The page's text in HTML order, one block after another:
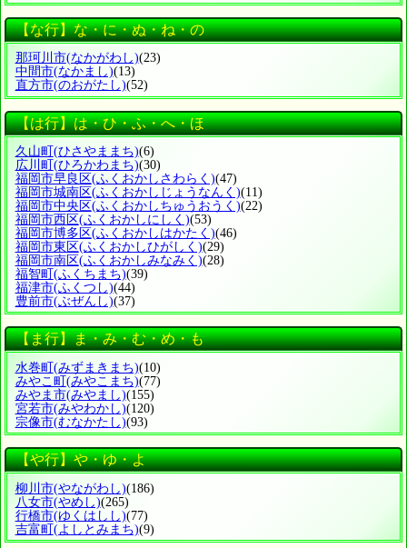
【な行】な・に・ぬ・ね・の
那珂川市(なかがわし)(23)
中間市(なかまし)(13)
直方市(のおがたし)(52)
【は行】は・ひ・ふ・へ・ほ
久山町 (ひさやままち)(6)
広川町 (ひろかわまち)(30)
福岡市早良区(ふくおかしさわらく)(47)
福岡市城南区(ふくおかしじょうなんく)(11)
福岡市中央区(ふくおかしちゅうおうく)(22)
福岡市西区(ふくおかしにしく)(53)
福岡市博多区(ふくおかしはかたく)(46)
福岡市東区(ふくおかしひがしく)(29)
福岡市南区(ふくおかしみなみく)(28)
福智町 (ふくちまち)(39)
福津市(ふくつし)(44)
豊前市(ぶぜんし)(37)
【ま行】ま・み・む・め・も
水巻町 (みずまきまち)(10)
みやこ町 (みやこまち)(77)
みやま市(みやまし)(155)
宮若市(みやわかし)(120)
宗像市(むなかたし)(93)
【や行】や・ゆ・よ
柳川市(やながわし)(186)
八女市(やめし)(265)
行橋市(ゆくはしし)(77)
吉富町(よしとみまち)(9)